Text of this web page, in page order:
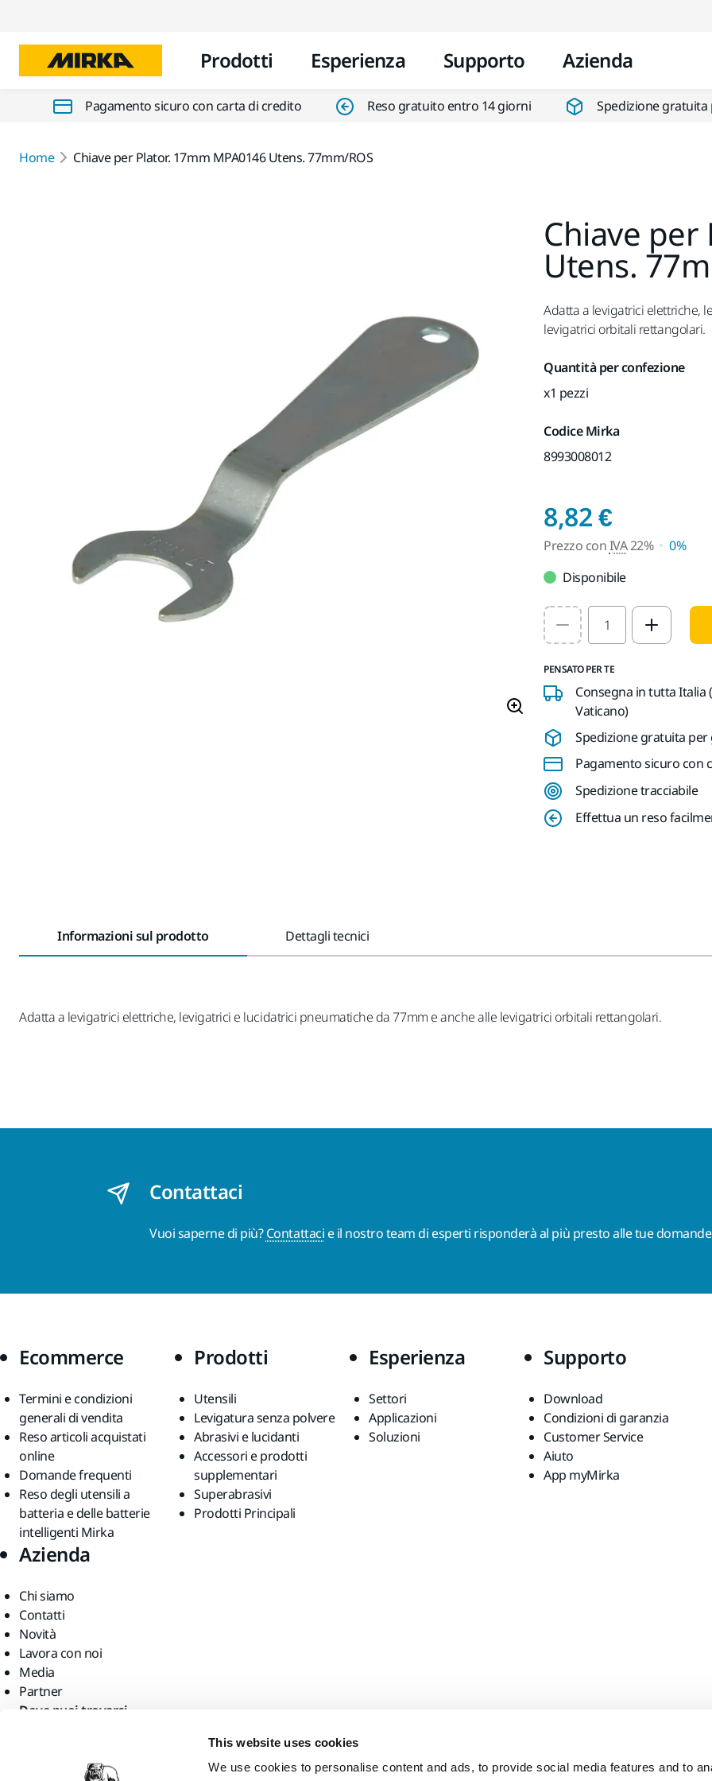
This website uses cookies
We use cookies to personalise content and ads, to provide social media features and to
Prodotti Esperienza Supporto Azienda
Pagamento sicuro con carta di credito Reso gratuito entro 14 giorni Spedizione gratuita
Home Chiave per Plator. 17mm MPA0146 Utens. 77mm/ROS
Chiave per
Utens.
Adatta a levigatrici elettriche,
levigatrici orbitali rettangolari.
Quantità per confezione
x1 pezzi
Codice Mirka
8993008012
8,82 €Prezzo
Prezzo conIVA22%
0%
Disponibile
Select quantity value
PENSATO PER TE
Consegna in tutta Italia
Vaticano)
Spedizione gratuita
Pagamento sicuro con
Spedizione tracciabile
Effettua un reso
Informazioni sul prodotto Dettagli tecnici
Adatta a levigatrici elettriche, levigatrici e lucidatrici pneumatiche da 77mm e anche alle levigatrici orbitali rettangolari.
Contattaci
Vuoi saperne di più?Contattaci e il nostro team di esperti risponderà al più presto alle tue
Ecommerce
Termini e condizioni
generali di vendita
Reso articoli acquistati
online
Domande frequenti
Reso degli utensili a
batteria e delle batterie
intelligenti Mirka
Prodotti
Utensili
Levigatura senza polvere
Abrasivi e lucidanti
Accessori e prodotti
supplementari
Superabrasivi
Prodotti Principali
Esperienza
Settori
Applicazioni
Soluzioni
Supporto
Download
Condizioni di garanzia
Customer Service
Aiuto
App myMirka
Azienda
Chi siamo
Contatti
Novità
Lavora con noi
Media
Partner
Dove puoi trovarci